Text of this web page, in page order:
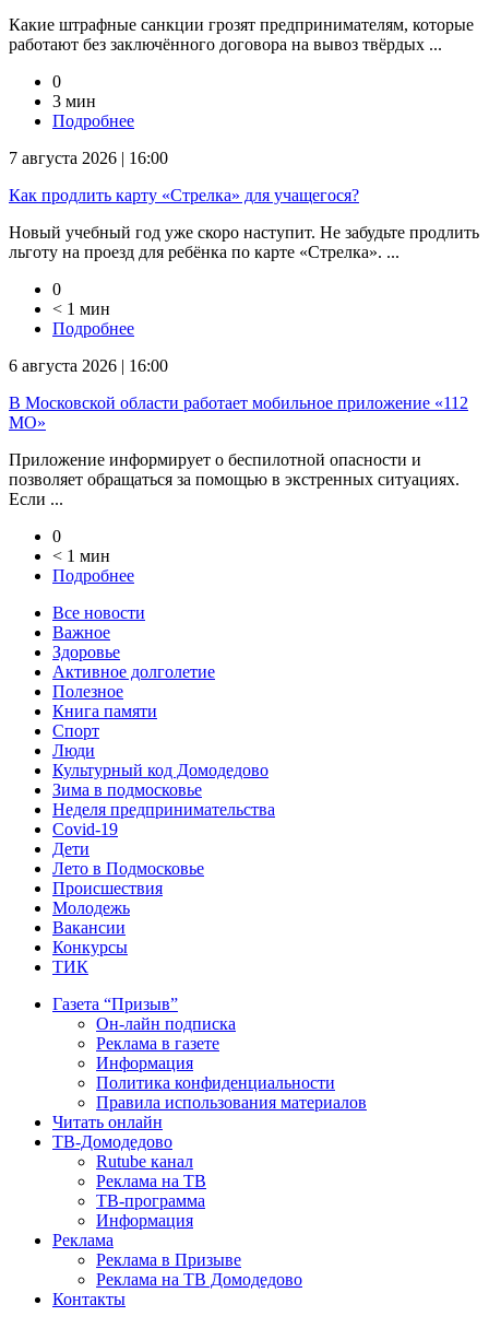
Какие штрафные санкции грозят предпринимателям, которые
работают без заключённого договора на вывоз твёрдых ...
0
3 мин
Подробнее
7 августа 2026 | 16:00
Как продлить карту «Стрелка» для учащегося?
Новый учебный год уже скоро наступит. Не забудьте продлить
льготу на проезд для ребёнка по карте «Стрелка». ...
0
< 1 мин
Подробнее
6 августа 2026 | 16:00
В Московской области работает мобильное приложение «112
МО»
Приложение информирует о беспилотной опасности и
позволяет обращаться за помощью в экстренных ситуациях.
Если ...
0
< 1 мин
Подробнее
Все новости
Важное
Здоровье
Активное долголетие
Полезное
Книга памяти
Спорт
Люди
Культурный код Домодедово
Зима в подмосковье
Неделя предпринимательства
Covid-19
Дети
Лето в Подмосковье
Происшествия
Молодежь
Вакансии
Конкурсы
ТИК
Газета “Призыв”
Он-лайн подписка
Реклама в газете
Информация
Политика конфиденциальности
Правила использования материалов
Читать онлайн
ТВ-Домодедово
Rutube канал
Реклама на ТВ
ТВ-программа
Информация
Реклама
Реклама в Призыве
Реклама на ТВ Домодедово
Контакты